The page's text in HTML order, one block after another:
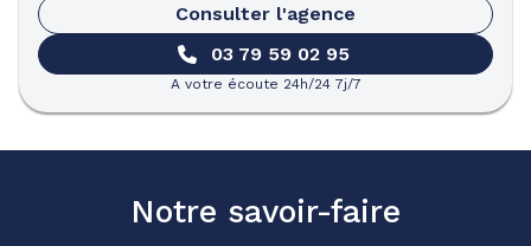
Consulter l'agence
03 79 59 02 95
A votre écoute 24h/24 7j/7
Notre savoir-faire